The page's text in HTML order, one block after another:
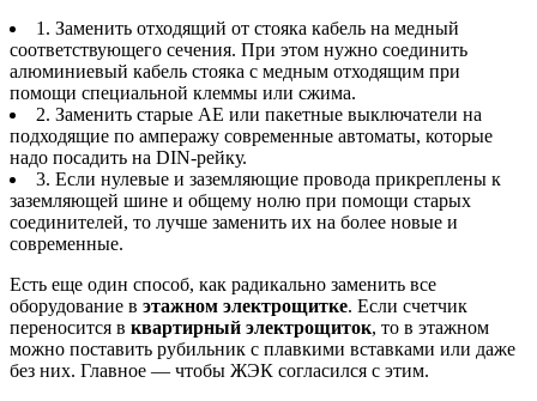
1. Заменить отходящий от стояка кабель на медный
соответствующего сечения. При этом нужно соединить
алюминиевый кабель стояка с медным отходящим при
помощи специальной клеммы или сжима.
2. Заменить старые АЕ или пакетные выключатели на
подходящие по амперажу современные автоматы, которые
надо посадить на DIN-рейку.
3. Если нулевые и заземляющие провода прикреплены к
заземляющей шине и общему нолю при помощи старых
соединителей, то лучше заменить их на более новые и
современные.
Есть еще один способ, как радикально заменить все
оборудование в этажном электрощитке. Если счетчик
переносится в квартирный электрощиток, то в этажном
можно поставить рубильник с плавкими вставками или даже
без них. Главное — чтобы ЖЭК согласился с этим.